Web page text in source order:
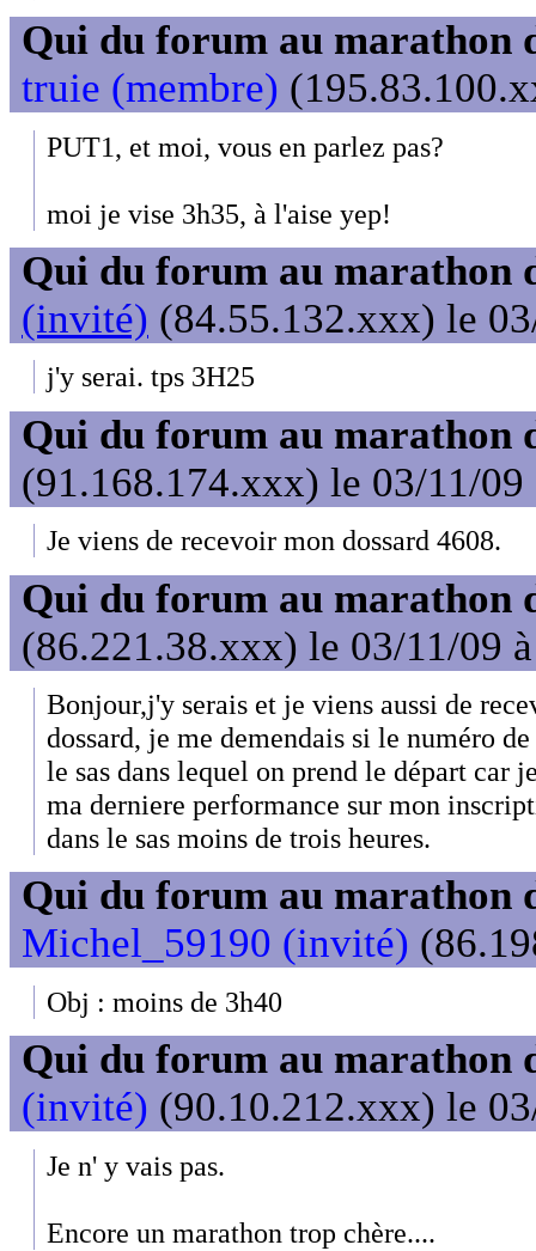
Qui du forum au marathon
truie (membre)
PUT1, et moi, vous en parlez pas?
moi je vise 3h35, à l'aise yep!
Qui du forum au marathon
(invité) (84.55.132.xxx) le
j'y serai. tps 3H25
Qui du forum au marathon
(91.168.174.xxx) le 03/11/09
Je viens de recevoir mon dossard 4608.
Qui du forum au marathon
(86.221.38.xxx) le 03/11/09
Bonjour,j'y serais et je viens aussi de
dossard, je me demendais si le numéro
le sas dans lequel on prend le départ car
ma derniere performance sur mon
dans le sas moins de trois heures.
Qui du forum au marathon
Michel_59190 (invité)
Obj : moins de 3h40
Qui du forum au marathon
(invité) (90.10.212.xxx) le
Je n' y vais pas.
Encore un marathon trop chère....